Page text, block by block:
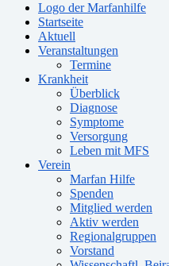
Logo der Marfanhilfe
Startseite
Aktuell
Veranstaltungen
Termine
Krankheit
Überblick
Diagnose
Symptome
Versorgung
Leben mit MFS
Verein
Marfan Hilfe
Spenden
Mitglied werden
Aktiv werden
Regionalgruppen
Vorstand